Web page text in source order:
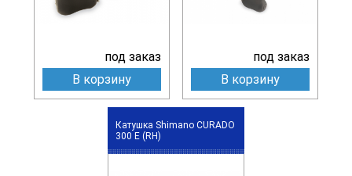
под заказ
В корзину
под заказ
В корзину
Катушка Shimano CURADO
300 E (RH)